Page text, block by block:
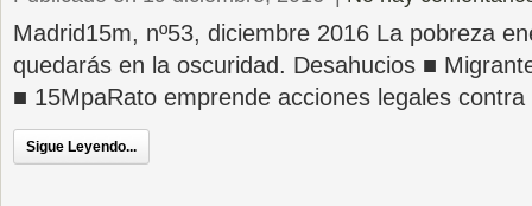
Madrid15m, nº53, diciembre 2016 La pobreza
quedarás en la oscuridad. Desahucios ■
■ 15MpaRato emprende acciones legales
Sigue Leyendo...